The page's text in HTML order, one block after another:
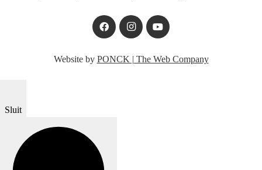
Website by PONCK | The Web Company
Sluit